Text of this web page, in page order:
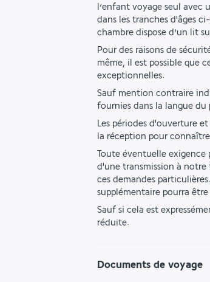
l’enfant voyage seul
dans les tranches d'âges
chambre dispose d’un lit
Pour des raisons de
même, il est possible que
exceptionnelles.
Sauf mention contraire
fournies dans la langue du
Les périodes d'ouverture
la réception pour
Toute éventuelle exigence
d'une transmission à notre
ces demandes
supplémentaire pourra
Sauf si cela est
réduite.
Documents de voyage